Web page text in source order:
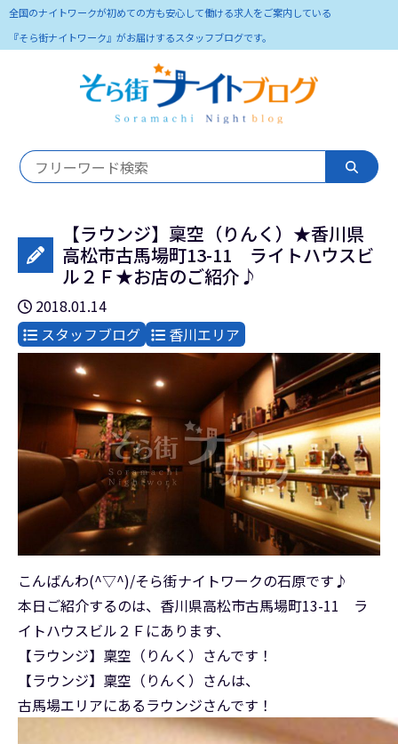
全国のナイトワークが初めての方も安心して働ける求人をご案内している
『そら街ナイトワーク』がお届けするスタッフブログです。
【ラウンジ】稟空（りんく）★香川県
高松市古馬場町13-11 ライトハウスビ
ル２Ｆ★お店のご紹介♪
2018.01.14
スタッフブログ
香川エリア
こんばんわ(^▽^)/そら街ナイトワークの石原です♪
本日ご紹介するのは、香川県高松市古馬場町13-11 ラ
イトハウスビル２Ｆにあります、
【ラウンジ】稟空（りんく）さんです！
【ラウンジ】稟空（りんく）さんは、
古馬場エリアにあるラウンジさんです！